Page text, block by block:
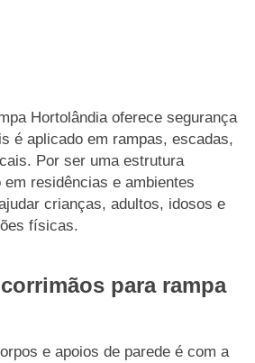
Hortolândia oferece segurança
é aplicado em rampas, escadas,
Por ser uma estrutura
em residências e ambientes
crianças, adultos, idosos e
físicas.
para rampa
e apoios de parede é com a